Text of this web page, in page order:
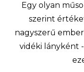
Egy olyan
szerint
nagyszerű
vidéki lányként